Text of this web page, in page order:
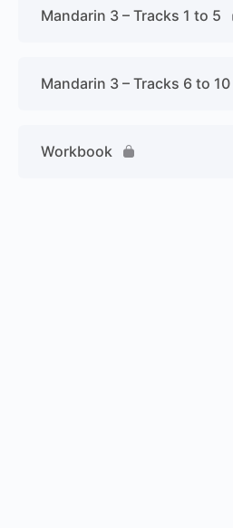
Mandarin 3 – Tracks 1 to 5
Mandarin 3 – Tracks 6 to 10
Workbook